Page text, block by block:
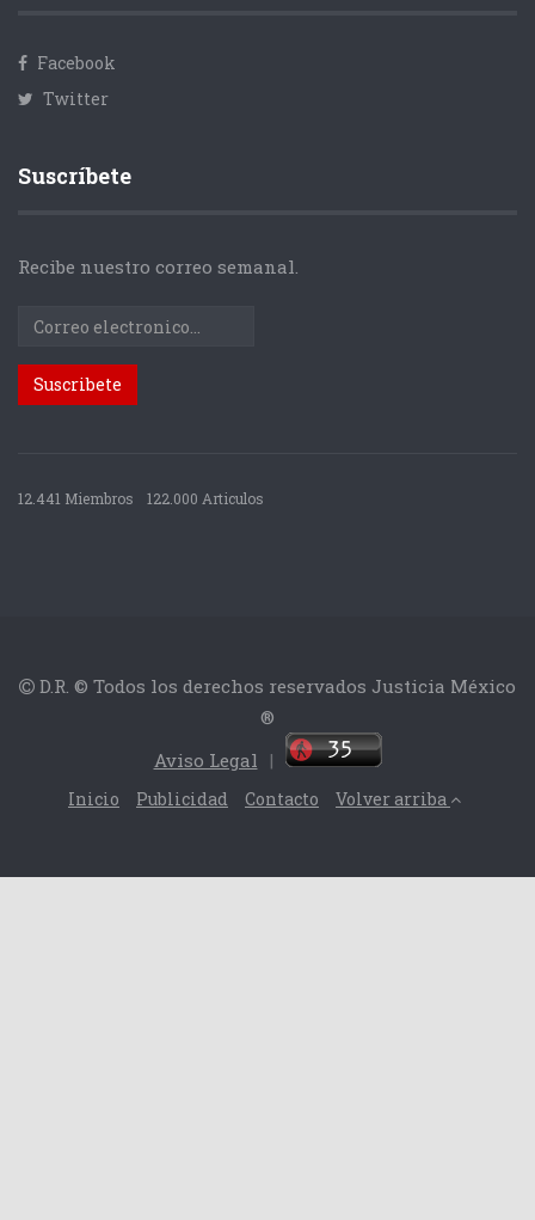
Facebook
Twitter
Suscríbete
Recibe nuestro correo semanal.
12.441 Miembros 122.000 Articulos
D.R. © Todos los derechos reservados Justicia México
®
Aviso Legal |
Inicio Publicidad Contacto Volver arriba